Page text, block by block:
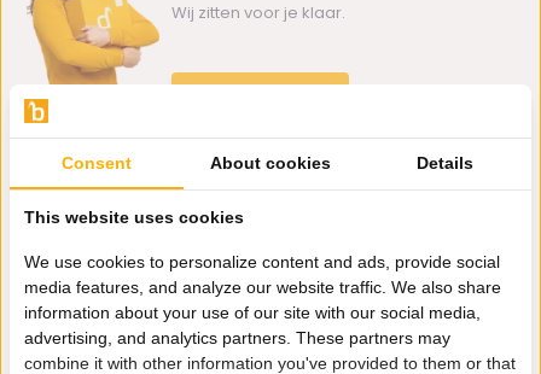
Wij zitten voor je klaar.
klantenservice@bazaaronline.nl
Ontvang de nieuwste aanbiedingen en promoties. We zullen
je niet spammen, beloofd.
Consent About cookies Details
This website uses cookies
We use cookies to personalize content and ads, provide social
media features, and analyze our website traffic. We also share
information about your use of our site with our social media,
advertising, and analytics partners. These partners may
combine it with other information you've provided to them or that